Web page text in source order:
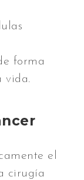
forma
vida.
el
cirugía